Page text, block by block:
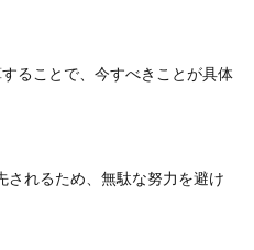
ることで、今すべきことが具体
されるため、無駄な努力を避け